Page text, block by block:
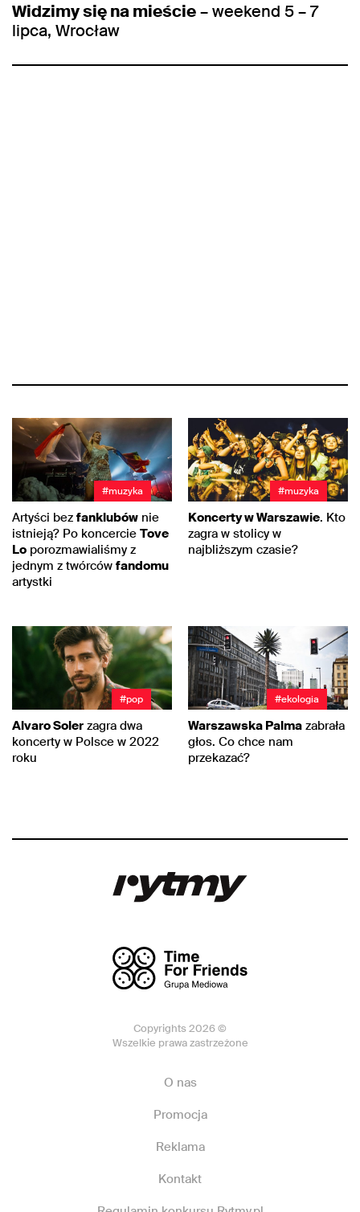
Widzimy się na mieście– weekend 5 – 7
lipca, Wrocław
#muzyka
Artyści bez fanklubów nie
istnieją? Po koncercie Tove
Lo porozmawialiśmy z
jednym z twórców fandomu
artystki
#muzyka
Koncerty w Warszawie. Kto
zagra w stolicy w
najbliższym czasie?
#pop
Alvaro Soler zagra dwa
koncerty w Polsce w 2022
roku
#ekologia
Warszawska Palma zabrała
głos. Co chce nam
przekazać?
Copyrights 2026 ©
Wszelkie prawa zastrzeżone
O nas
Promocja
Reklama
Kontakt